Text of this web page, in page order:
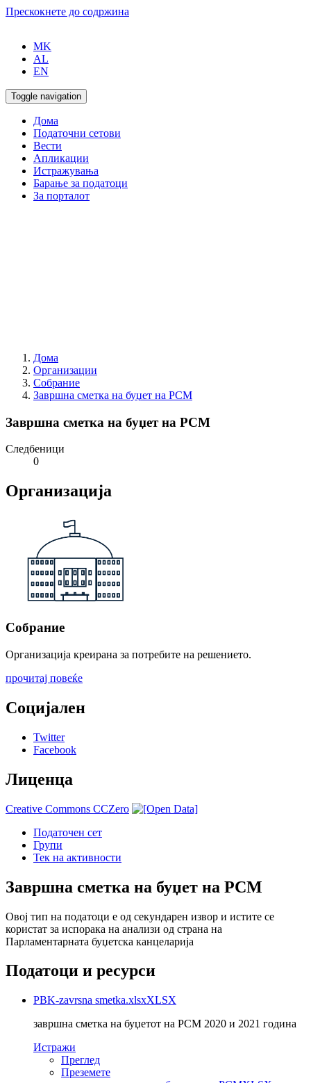
Прескокнете до содржина
MK
AL
EN
Toggle navigation
Дома
Податочни сетови
Вести
Апликации
Истражувања
Барање за податоци
За порталот
Дома
Организации
Собрание
Завршна сметка на буџет на РСМ
Завршна сметка на буџет на РСМ
Следбеници
0
Организација
Собрание
Организација креирана за потребите на решението.
прочитај повеќе
Социјален
Twitter
Facebook
Лиценца
Creative Commons CCZero
Податочен сет
Групи
Тек на активности
Завршна сметка на буџет на РСМ
Овој тип на податоци е од секундарен извор и истите се
користат за испорака на анализи од страна на
Парламентарната буџетска канцеларија
Податоци и ресурси
PBK-zavrsna smetka.xlsxXLSX
завршна сметка на буџетот на РСМ 2020 и 2021 година
Истражи
Преглед
Преземете